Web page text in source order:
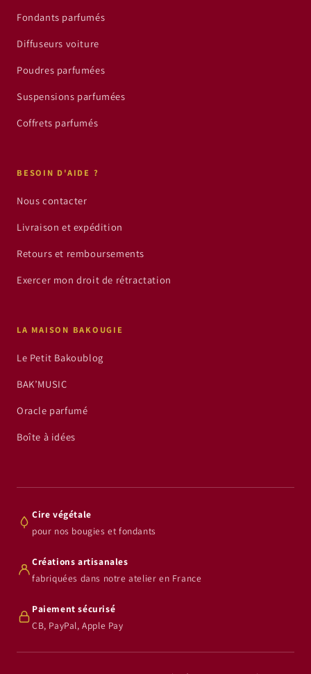
Fondants parfumés
Diffuseurs voiture
Poudres parfumées
Suspensions parfumées
Coffrets parfumés
BESOIN D'AIDE ?
Nous contacter
Livraison et expédition
Retours et remboursements
Exercer mon droit de rétractation
LA MAISON BAKOUGIE
Le Petit Bakoublog
BAK’MUSIC
Oracle parfumé
Boîte à idées
Cire végétale
pour nos bougies et fondants
Créations artisanales
fabriquées dans notre atelier en France
Paiement sécurisé
CB, PayPal, Apple Pay